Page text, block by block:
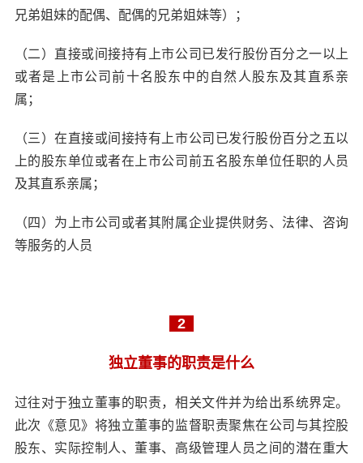
兄弟姐妹的配偶、配偶的兄弟姐妹等）；
（二）直接或间接持有上市公司已发行股份百分之一以上
或者是上市公司前十名股东中的自然人股东及其直系亲
属；
（三）在直接或间接持有上市公司已发行股份百分之五以
上的股东单位或者在上市公司前五名股东单位任职的人员
及其直系亲属；
（四）为上市公司或者其附属企业提供财务、法律、咨询
等服务的人员
2
独立董事的职责是什么
过往对于独立董事的职责，相关文件并为给出系统界定。
此次《意见》将独立董事的监督职责聚焦在公司与其控股
股东、实际控制人、董事、高级管理人员之间的潜在重大